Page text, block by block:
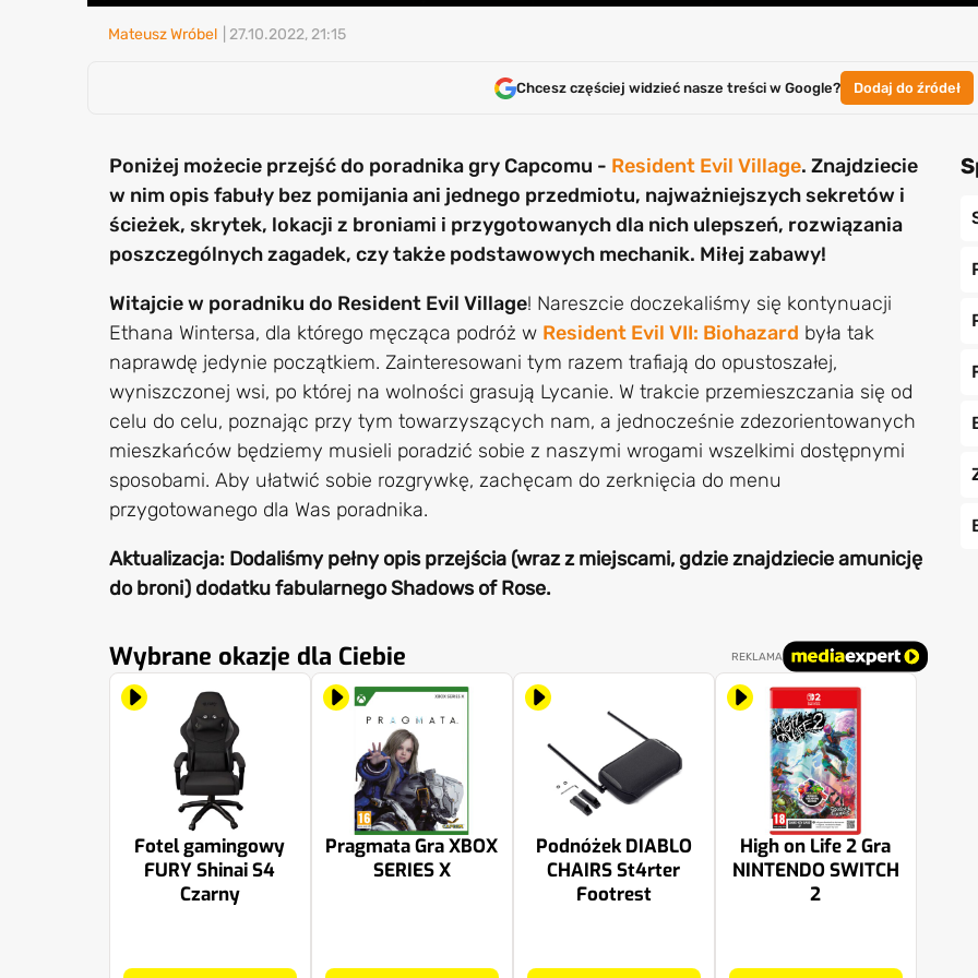
Mateusz Wróbel | 27.10.2022, 21:15
Chcesz częściej widzieć nasze treści w Google? Dodaj do źródeł
Poniżej możecie przejść do poradnika gry Capcomu - Resident Evil Village. Znajdziecie
w nim opis fabuły bez pomijania ani jednego przedmiotu, najważniejszych sekretów i
ścieżek, skrytek, lokacji z broniami i przygotowanych dla nich ulepszeń, rozwiązania
poszczególnych zagadek, czy także podstawowych mechanik. Miłej zabawy!
Witajcie w poradniku do Resident Evil Village! Nareszcie doczekaliśmy się kontynuacji
Ethana Wintersa, dla którego męcząca podróż w Resident Evil VII: Biohazard była tak
naprawdę jedynie początkiem. Zainteresowani tym razem trafiają do opustoszałej,
wyniszczonej wsi, po której na wolności grasują Lycanie. W trakcie przemieszczania się od
celu do celu, poznając przy tym towarzyszących nam, a jednocześnie zdezorientowanych
mieszkańców będziemy musieli poradzić sobie z naszymi wrogami wszelkimi dostępnymi
sposobami. Aby ułatwić sobie rozgrywkę, zachęcam do zerknięcia do menu
przygotowanego dla Was poradnika.
Aktualizacja: Dodaliśmy pełny opis przejścia (wraz z miejscami, gdzie znajdziecie amunicję
do broni) dodatku fabularnego Shadows of Rose.
Wybrane okazje dla Ciebie REKLAMA
Fotel gamingowy
FURY Shinai S4
Czarny
Pragmata Gra XBOX
SERIES X
Podnóżek DIABLO
CHAIRS St4rter
Footrest
High on Life 2 Gra
NINTENDO SWITCH
2